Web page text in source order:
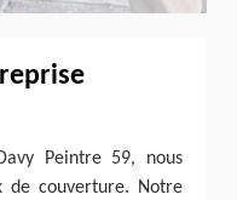
Peintre 59, nous
de couverture. Notre